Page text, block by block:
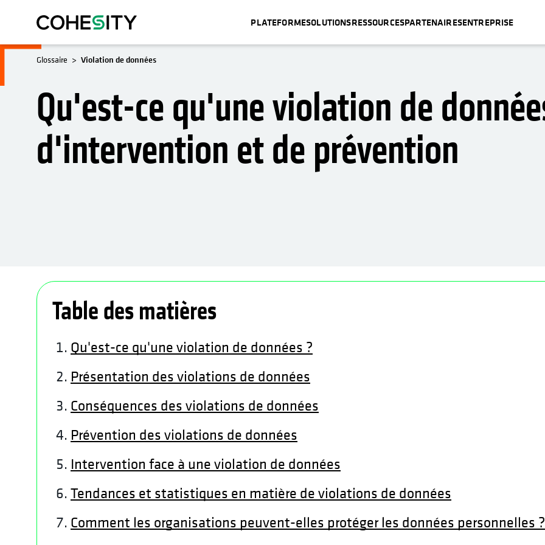
PLATEFORMESOLUTIONSRESSOURCESPARTENAIRESENTREPRISE
Glossaire Violation de données
Qu'est-ce qu'une violation de
d'intervention et de prévention
Table des matières
Qu'est-ce qu'une violation de données ?
Présentation des violations de données
Conséquences des violations de données
Prévention des violations de données
Intervention face à une violation de données
Tendances et statistiques en matière de violations de données
Comment les organisations peuvent-elles protéger les données personnelles